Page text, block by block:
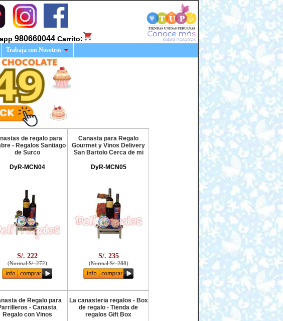
980660044 Carrito:
Trabaja con Nosotros
de regalo para
- Regalos Santiago
de Surco
DyR-MCN04
S/. 222
(Normal S/. 272)
Canasta para Regalo
Gourmet y Vinos Delivery
San Bartolo Cerca de mi
DyR-MCN05
S/. 235
(Normal S/. 288)
de Regalo para
- Canasta
Regalo con Vinos
La canasteria regalos - Box
de regalo - Tienda de
regalos Gift Box